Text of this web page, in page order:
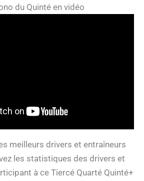
du Quinté en vidéo
meilleurs drivers et entraîneurs
les statistiques des drivers et
à ce Tiercé Quarté Quinté+